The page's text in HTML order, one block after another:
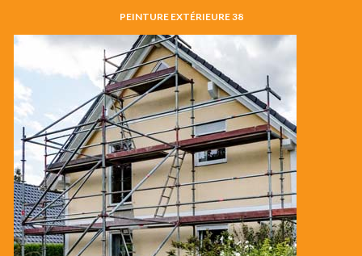
PEINTURE EXTÉRIEURE 38